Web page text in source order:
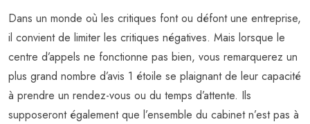
Dans un monde où les critiques font ou défont une entreprise,
il convient de limiter les critiques négatives. Mais lorsque le
centre d’appels ne fonctionne pas bien, vous remarquerez un
plus grand nombre d’avis 1 étoile se plaignant de leur capacité
à prendre un rendez-vous ou du temps d’attente. Ils
supposeront également que l’ensemble du cabinet n’est pas à